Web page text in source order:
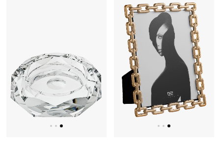
حقائب الأطفال
أبرز المصممين
دليل ملتزمات الحقائب
أبرز الحقائب
تسوقوا الحقائب